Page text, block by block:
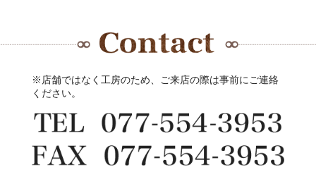
※店舗ではなく工房のため、ご来店の際は事前にご連絡
ください。